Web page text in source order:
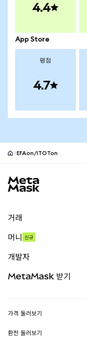
4.4
App Store
평점
4.7
EFAon/ITOTon
거래
무기한 선물
실물자산
머니 신규
개발자
MetaMask Connect
MetaMask 받기
가격 둘러보기
이더리움 가격
환전 둘러보기